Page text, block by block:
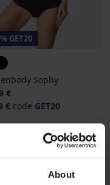
About
GET20
Sophy
€
€ code GET20